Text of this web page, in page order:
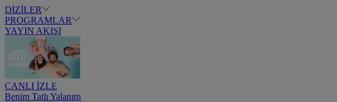
DİZİLER
PROGRAMLAR
YAYIN AKIŞI
CANLI İZLE
Benim Tatlı Yalanım